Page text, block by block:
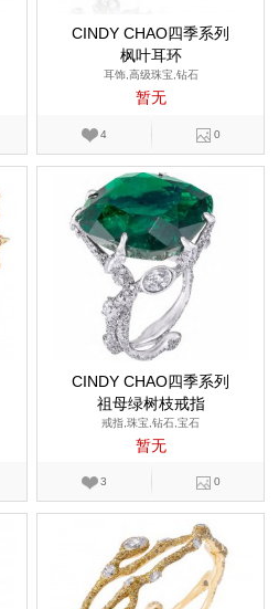
CINDY CHAO四季系列
枫叶耳环
耳饰,高级珠宝,钻石
暂无
4 0
CINDY CHAO四季系列
祖母绿树枝戒指
戒指,珠宝,钻石,宝石
暂无
3 0